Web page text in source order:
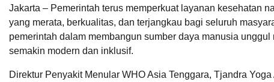
Jakarta – Pemerintah terus memperkuat layanan kesehatan
yang merata, berkualitas, dan terjangkau bagi seluruh
pemerintah dalam membangun sumber daya manusia
semakin modern dan inklusif.
Direktur Penyakit Menular WHO Asia Tenggara, Tjandra